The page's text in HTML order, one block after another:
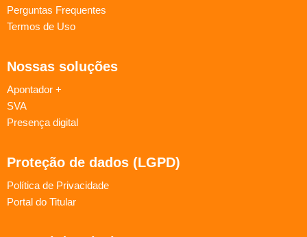
Perguntas Frequentes
Termos de Uso
Nossas soluções
Apontador +
SVA
Presença digital
Proteção de dados (LGPD)
Política de Privacidade
Portal do Titular